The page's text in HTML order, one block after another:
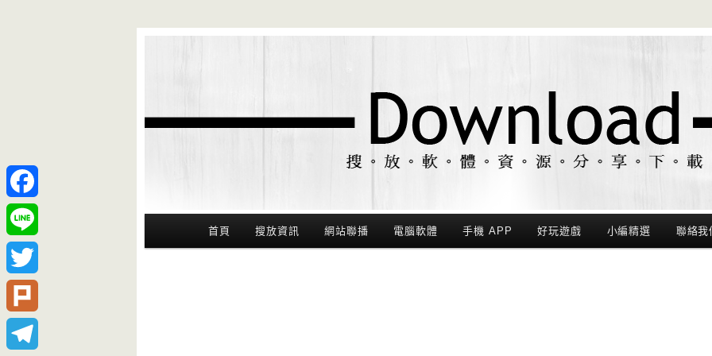
Main Menu
首頁 搜放資訊 網站聯播 電腦軟體 手機 APP 好玩遊戲 小編精選 聯絡我
Facebook
Line
Twitter
Plurk